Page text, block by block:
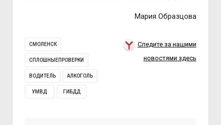
Мария Образцова
СМОЛЕНСК
СПЛОШНЫЕПРОВЕРКИ
ВОДИТЕЛЬ АЛКОГОЛЬ
УМВД ГИБДД
Следите за нашими
новостями здесь